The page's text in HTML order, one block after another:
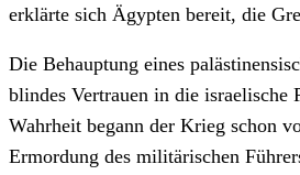
erklärte sich Ägypten bereit, die
Die Behauptung eines
blindes Vertrauen in die israelische
Wahrheit begann der Krieg schon
Ermordung des militärischen